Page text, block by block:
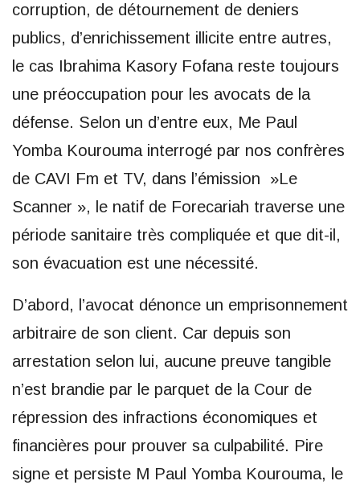
corruption, de détournement de deniers
publics, d’enrichissement illicite entre autres,
le cas Ibrahima Kasory Fofana reste toujours
une préoccupation pour les avocats de la
défense. Selon un d’entre eux, Me Paul
Yomba Kourouma interrogé par nos confrères
de CAVI Fm et TV, dans l’émission »Le
Scanner », le natif de Forecariah traverse une
période sanitaire très compliquée et que dit-il,
son évacuation est une nécessité.
D’abord, l’avocat dénonce un emprisonnement
arbitraire de son client. Car depuis son
arrestation selon lui, aucune preuve tangible
n’est brandie par le parquet de la Cour de
répression des infractions économiques et
financières pour prouver sa culpabilité. Pire
signe et persiste M Paul Yomba Kourouma, le